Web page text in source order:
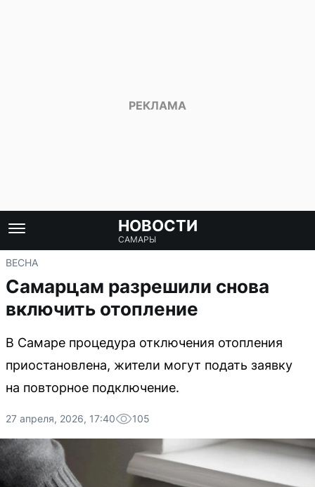
НОВОСТИ
САМАРЫ
ВЕСНА
Самарцам разрешили снова
включить отопление
В Самаре процедура отключения отопления
приостановлена, жители могут подать заявку
на повторное подключение.
27 апреля, 2026, 17:40 105